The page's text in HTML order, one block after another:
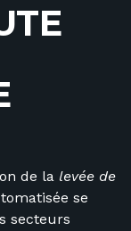
TE
de la levée de
se
secteurs